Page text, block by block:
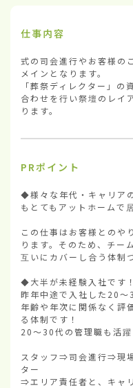
仕事内容
式の司会進行やお客様の
メインとなります。
「葬祭ディレクター」の
合わせを行い祭壇のレイ
ります。
PRポイント
◆様々な年代・キャリア
もとてもアットホームで
この仕事はお客様とのや
ります。そのため、チー
互いにカバーし合う体制
◆大半が未経験入社です！
昨年中途で入社した20～
年齢や年次に関係なく評
る体制です！
20～30代の管理職も活躍
スタッフ⇒司会進行⇒現
ター
⇒エリア責任者と、キャ